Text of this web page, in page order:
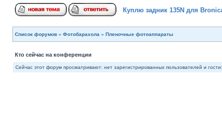
Куплю задник 135N для
Список форумов » Фотобарахола » Пленочные фотоаппараты
Кто сейчас на конференции
Сейчас этот форум просматривают: нет зарегистрированных пользователей и